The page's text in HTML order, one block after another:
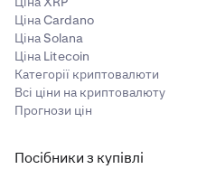
Ціна Cardano
Ціна Solana
Ціна Litecoin
Категорії криптовалюти
Всі ціни на криптовалюту
Прогнози цін
Посібники з купівлі